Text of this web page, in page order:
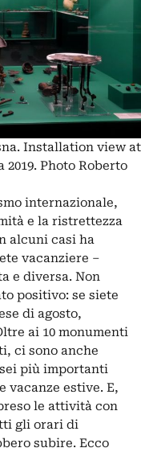
Installation view at
Photo Roberto
internazionale,
e la ristrettezza
alcuni casi ha
vacanziere –
e diversa. Non
positivo: se siete
di agosto,
ai 10 monumenti
ci sono anche
più importanti
vacanze estive. E,
le attività con
gli orari di
subire. Ecco